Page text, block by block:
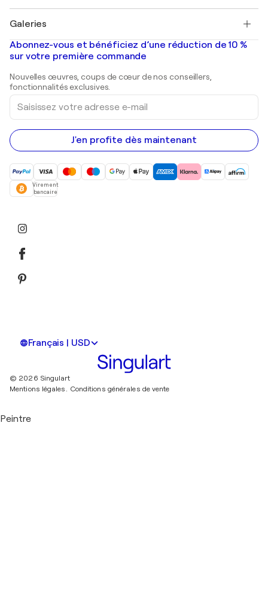
Banksy
Mr. Brainwash
Shepard Fairey
Tableaux abstraits à vendre
Peintures de paysage
Estampes
Peintures acryliques
Galeries
Galeries d'art en France
Galeries d'art en Belgique
Abonnez-vous et bénéficiez d’une réduction de 10 %
sur votre première commande
Nouvelles œuvres, coups de cœur de nos conseillers,
fonctionnalités exclusives.
Saisissez
votre
adresse
e-
mail
J'en profite dès maintenant
Virement
bancaire
Français | USD
© 2026 Singulart
Mentions légales.
Conditions générales de vente
Peintre